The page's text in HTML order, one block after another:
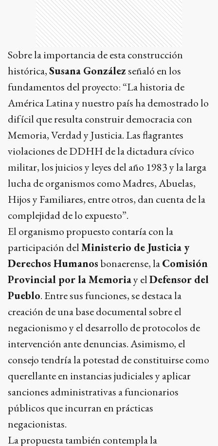
Sobre la importancia de esta construcción
histórica,Susana Gonzálezseñaló en los
fundamentos del proyecto: “La historia de
América Latina y nuestro país ha demostrado lo
difícil que resulta construir democracia con
Memoria, Verdad y Justicia. Las flagrantes
violaciones de DDHH de la dictadura cívico
militar, los juicios y leyes del año 1983 y la larga
lucha de organismos como Madres, Abuelas,
Hijos y Familiares, entre otros, dan cuenta de la
complejidad de lo expuesto”.
El organismo propuesto contaría con la
participación delMinisterio de Justicia y
Derechos Humanosbonaerense, laComisión
Provincial por la Memoriay elDefensor del
Pueblo. Entre sus funciones, se destaca la
creación de una base documental sobre el
negacionismo y el desarrollo de protocolos de
intervención ante denuncias. Asimismo, el
consejo tendría la potestad de constituirse como
querellante en instancias judiciales y aplicar
sanciones administrativas a funcionarios
públicos que incurran en prácticas
negacionistas.
La propuesta también contempla la